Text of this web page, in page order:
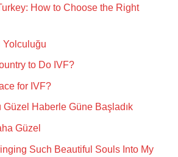
How to Choose the Right
Yolculuğu
to Do IVF?
for IVF?
Güzel Haberle Güne Başladık
Güzel
Such Beautiful Souls Into My